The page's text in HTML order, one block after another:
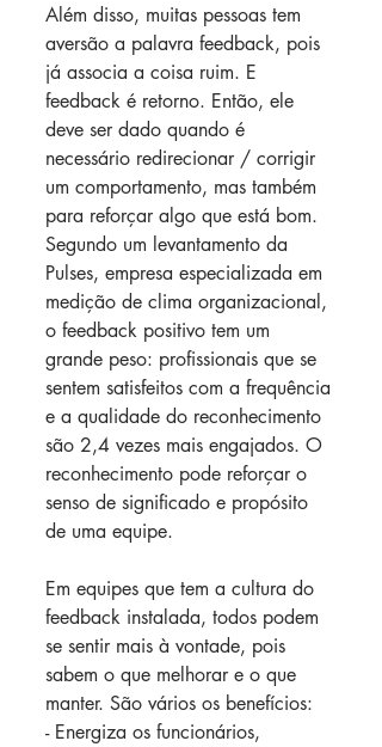
Além disso, muitas pessoas tem
aversão a palavra feedback, pois
já associa a coisa ruim. E
feedback é retorno. Então, ele
deve ser dado quando é
necessário redirecionar / corrigir
um comportamento, mas também
para reforçar algo que está bom.
Segundo um levantamento da
Pulses, empresa especializada em
medição de clima organizacional,
o feedback positivo tem um
grande peso: profissionais que se
sentem satisfeitos com a frequência
e a qualidade do reconhecimento
são 2,4 vezes mais engajados. O
reconhecimento pode reforçar o
senso de significado e propósito
de uma equipe.
Em equipes que tem a cultura do
feedback instalada, todos podem
se sentir mais à vontade, pois
sabem o que melhorar e o que
manter. São vários os benefícios:
- Energiza os funcionários,